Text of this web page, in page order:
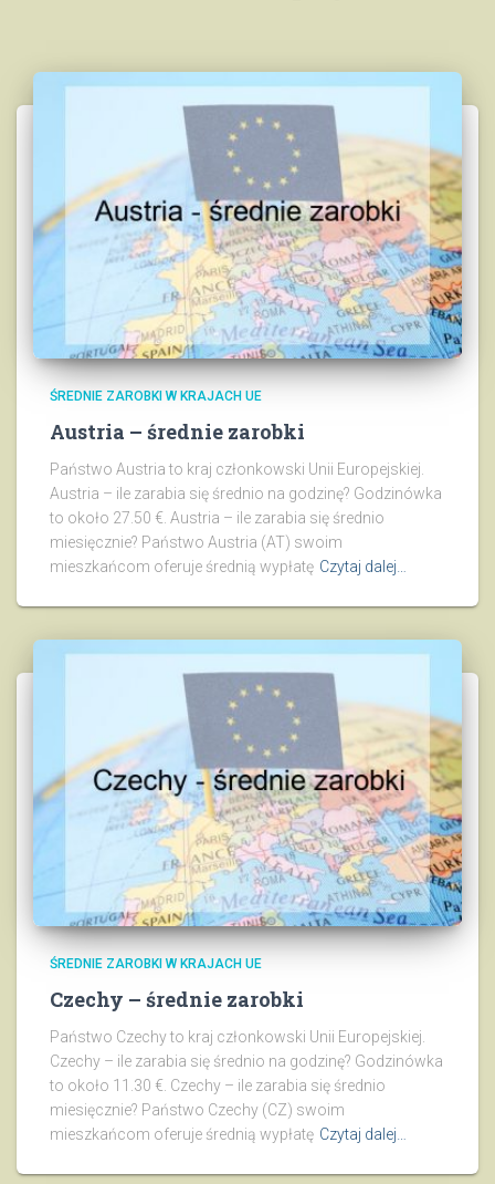
ŚREDNIE ZAROBKI W KRAJACH UE
Austria – średnie zarobki
Państwo Austria to kraj członkowski Unii Europejskiej.
Austria – ile zarabia się średnio na godzinę? Godzinówka
to około 27.50 €. Austria – ile zarabia się średnio
miesięcznie? Państwo Austria (AT) swoim
mieszkańcom oferuje średnią wypłatę Czytaj dalej…
ŚREDNIE ZAROBKI W KRAJACH UE
Czechy – średnie zarobki
Państwo Czechy to kraj członkowski Unii Europejskiej.
Czechy – ile zarabia się średnio na godzinę? Godzinówka
to około 11.30 €. Czechy – ile zarabia się średnio
miesięcznie? Państwo Czechy (CZ) swoim
mieszkańcom oferuje średnią wypłatę Czytaj dalej…